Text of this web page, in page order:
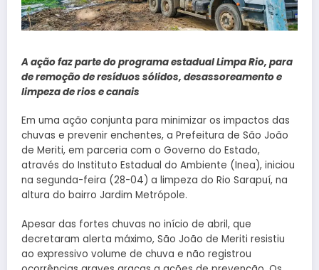
A ação faz parte do programa estadual Limpa Rio, para
de remoção de resíduos sólidos, desassoreamento e
limpeza de rios e canais
Em uma ação conjunta para minimizar os impactos das
chuvas e prevenir enchentes, a Prefeitura de São João
de Meriti, em parceria com o Governo do Estado,
através do Instituto Estadual do Ambiente (Inea), iniciou
na segunda-feira (28-04) a limpeza do Rio Sarapuí, na
altura do bairro Jardim Metrópole.
Apesar das fortes chuvas no início de abril, que
decretaram alerta máximo, São João de Meriti resistiu
ao expressivo volume de chuva e não registrou